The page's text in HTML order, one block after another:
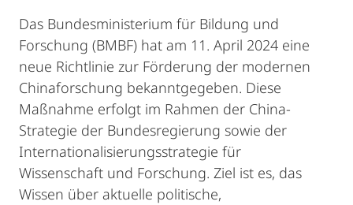
Das Bundesministerium für Bildung und
Forschung (BMBF) hat am 11. April 2024 eine
neue Richtlinie zur Förderung der modernen
Chinaforschung bekanntgegeben. Diese
Maßnahme erfolgt im Rahmen der China-
Strategie der Bundesregierung sowie der
Internationalisierungsstrategie für
Wissenschaft und Forschung. Ziel ist es, das
Wissen über aktuelle politische,